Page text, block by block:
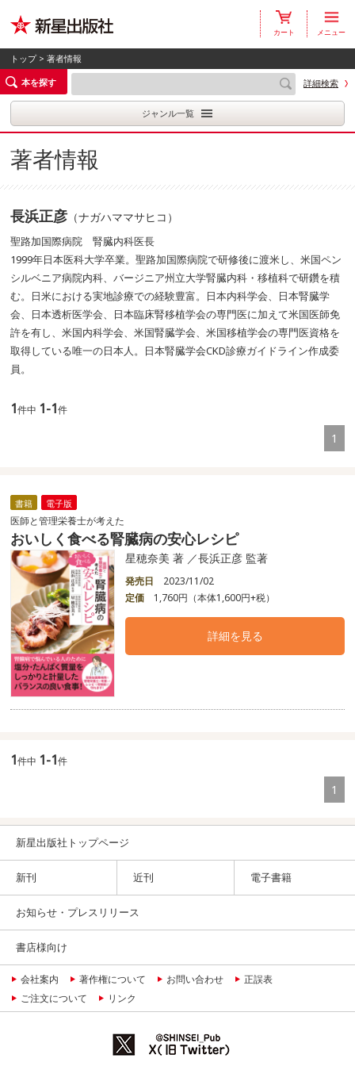
カート メニュー
トップ> 著者情報
本を探す
詳細検索
ジャンル一覧
著者情報
長浜正彦 （ナガハママサヒコ）
聖路加国際病院 腎臓内科医長
1999年日本医科大学卒業。聖路加国際病院で研修後に渡米し、米国ペン
シルベニア病院内科、バージニア州立大学腎臓内科・移植科で研鑽を積
む。日米における実地診療での経験豊富。日本内科学会、日本腎臓学
会、日本透析医学会、日本臨床腎移植学会の専門医に加えて米国医師免
許を有し、米国内科学会、米国腎臓学会、米国移植学会の専門医資格を
取得している唯一の日本人。日本腎臓学会CKD診療ガイドライン作成委
員。
1件中 1-1件
1
書籍 電子版
医師と管理栄養士が考えた
おいしく食べる腎臓病の安心レシピ
星穂奈美 著 ／長浜正彦 監著
発売日
2023/11/02
定価
1,760円（本体1,600円+税）
詳細を見る
1件中 1-1件
1
新星出版社トップページ
新刊 近刊 電子書籍
お知らせ・プレスリリース
書店様向け
会社案内 著作権について お問い合わせ
正誤表
ご注文について
リンク